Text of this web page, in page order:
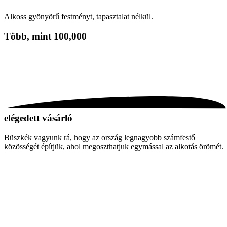
Alkoss gyönyörű festményt, tapasztalat nélkül.
Több, mint 100,000
elégedett vásárló
Büszkék vagyunk rá, hogy az ország legnagyobb számfestő
közösségét építjük, ahol megoszthatjuk egymással az alkotás örömét.